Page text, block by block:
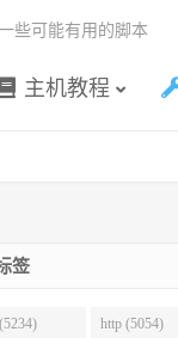
主机教程
些可能有用的脚本
签
http (5054)